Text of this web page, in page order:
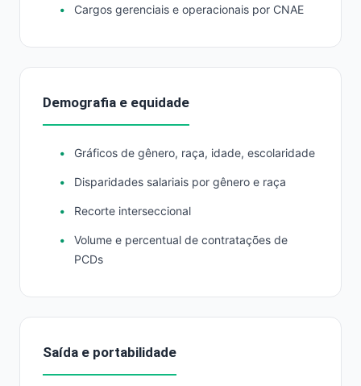
Cargos gerenciais e operacionais por CNAE
Demografia e equidade
Gráficos de gênero, raça, idade, escolaridade
Disparidades salariais por gênero e raça
Recorte interseccional
Volume e percentual de contratações de
PCDs
Saída e portabilidade